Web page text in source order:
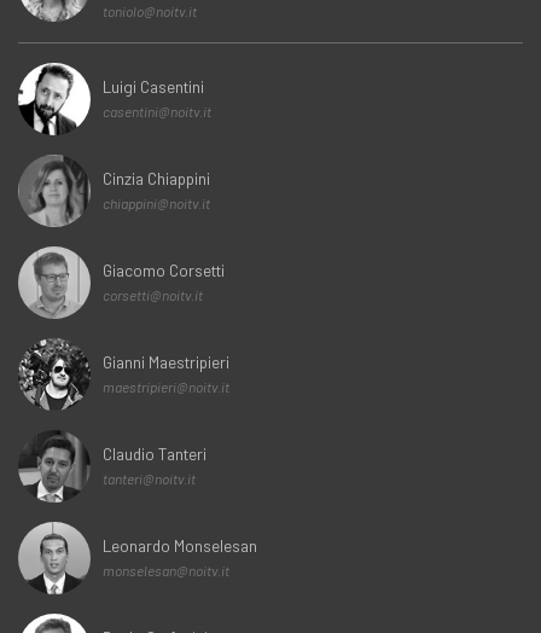
toniolo@noitv.it
Luigi Casentini
casentini@noitv.it
Cinzia Chiappini
chiappini@noitv.it
Giacomo Corsetti
corsetti@noitv.it
Gianni Maestripieri
maestripieri@noitv.it
Claudio Tanteri
tanteri@noitv.it
Leonardo Monselesan
monselesan@noitv.it